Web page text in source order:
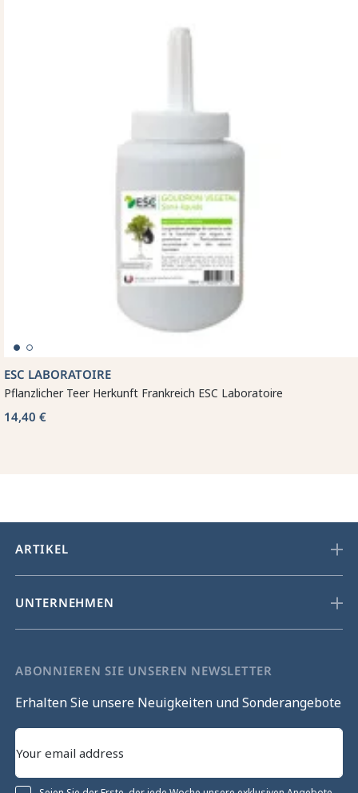
ESC LABORATOIRE
Pflanzlicher Teer Herkunft Frankreich ESC Laboratoire
14,40 €
ARTIKEL
UNTERNEHMEN
ABONNIEREN SIE UNSEREN NEWSLETTER
Erhalten Sie unsere Neuigkeiten und Sonderangebote